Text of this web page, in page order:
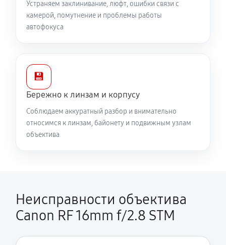
Устраняем заклинивание, люфт, ошибки связи с
камерой, помутнение и проблемы работы
автофокуса
💾
Бережно к линзам и корпусу
Соблюдаем аккуратный разбор и внимательно
относимся к линзам, байонету и подвижным узлам
объектива
Неисправности объектива
Canon RF 16mm f/2.8 STM